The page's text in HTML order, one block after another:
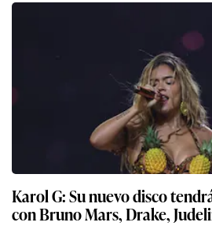
Karol G: Su nuevo disco
con Bruno Mars, Drake,